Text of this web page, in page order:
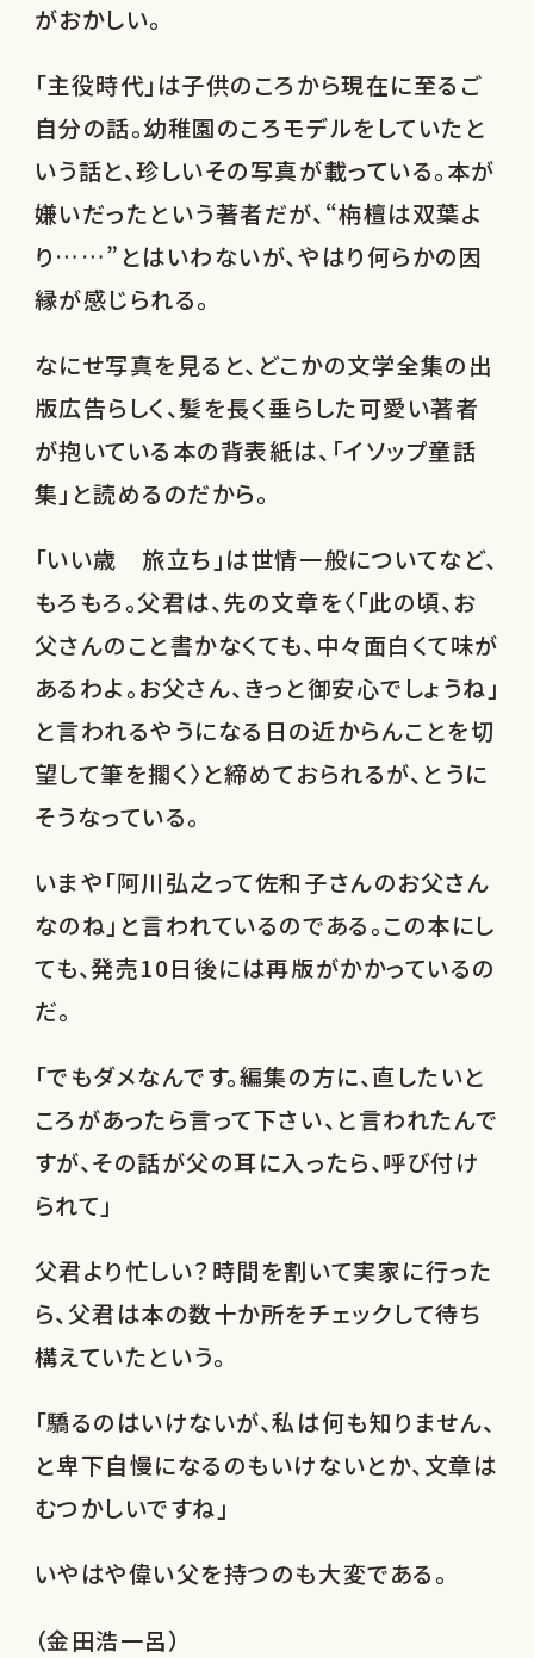
がおかしい。
「主役時代」は子供のころから現在に至るご
自分の話。幼稚園のころモデルをしていたと
いう話と、珍しいその写真が載っている。本が
嫌いだったという著者だが、“栴檀は双葉よ
り……”とはいわないが、やはり何らかの因
縁が感じられる。
なにせ写真を見ると、どこかの文学全集の出
版広告らしく、髪を長く垂らした可愛い著者
が抱いている本の背表紙は、「イソップ童話
集」と読めるのだから。
「いい歳 旅立ち」は世情一般についてなど、
もろもろ。父君は、先の文章を〈「此の頃、お
父さんのこと書かなくても、中々面白くて味が
あるわよ。お父さん、きっと御安心でしょうね」
と言われるやうになる日の近からんことを切
望して筆を擱く〉と締めておられるが、とうに
そうなっている。
いまや「阿川弘之って佐和子さんのお父さん
なのね」と言われているのである。この本にし
ても、発売10日後には再版がかかっているの
だ。
「でもダメなんです。編集の方に、直したいと
ころがあったら言って下さい、と言われたんで
すが、その話が父の耳に入ったら、呼び付け
られて」
父君より忙しい？時間を割いて実家に行った
ら、父君は本の数十か所をチェックして待ち
構えていたという。
「驕るのはいけないが、私は何も知りません、
と卑下自慢になるのもいけないとか、文章は
むつかしいですね」
いやはや偉い父を持つのも大変である。
（金田浩一呂）